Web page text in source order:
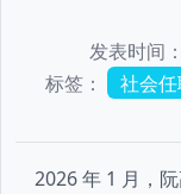
发表时间
标签：
社会
2026 年 1 月，